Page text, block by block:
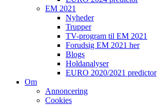
EM 2021
Nyheder
Trupper
TV-program til EM 2021
Forudsig EM 2021 her
Blogs
Holdanalyser
EURO 2020/2021 predictor
Om
Annoncering
Cookies